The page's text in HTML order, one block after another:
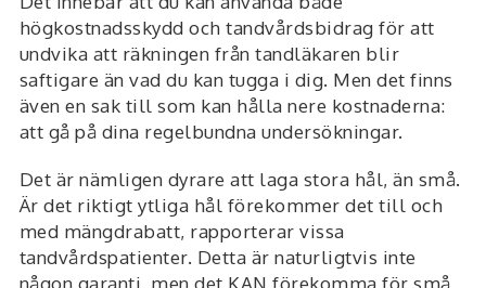
högkostnadsskydd och tandvårdsbidrag för att
undvika att räkningen från tandläkaren blir
saftigare än vad du kan tugga i dig. Men det finns
även en sak till som kan hålla nere kostnaderna:
att gå på dina regelbundna undersökningar.
Det är nämligen dyrare att laga stora hål, än små.
Är det riktigt ytliga hål förekommer det till och
med mängdrabatt, rapporterar vissa
tandvårdspatienter. Detta är naturligtvis inte
någon garanti, men det KAN förekomma för små